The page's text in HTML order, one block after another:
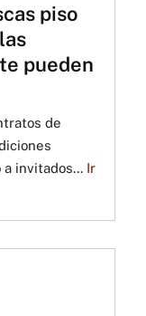
piso
pueden
de
invitados... Ir